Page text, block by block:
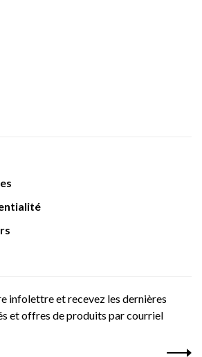
infolettre et recevez les dernières
et offres de produits par courriel